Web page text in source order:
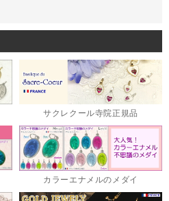
サクレクール寺院正規品
カラーエナメルのメダイ